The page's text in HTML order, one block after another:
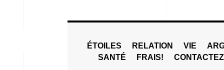
ÉTOILES RELATION VIE
SANTÉ
FRAIS!